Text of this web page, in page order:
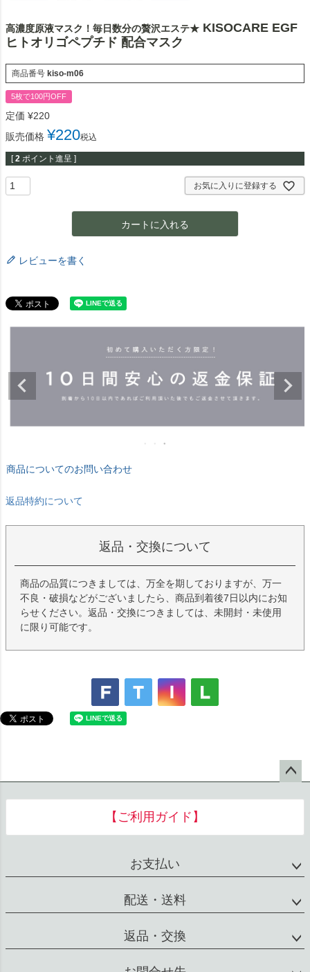
高濃度原液マスク！毎日数分の贅沢エステ★ KISOCARE EGF
ヒトオリゴペプチド 配合マスク
商品番号 kiso-m06
5枚で100円OFF
定価 ¥220
販売価格 ¥220税込
[ 2 ポイント進呈 ]
お気に入りに登録する
カートに入れる
レビューを書く
商品についてのお問い合わせ
返品特約について
返品・交換について
商品の品質につきましては、万全を期しておりますが、万一
不良・破損などがございましたら、商品到着後7日以内にお知
らせください。返品・交換につきましては、未開封・未使用
に限り可能です。
へ
【ご利用ガイド】
お支払い
配送・送料
返品・交換